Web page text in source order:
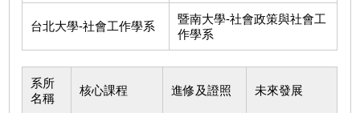
台北大學-社會工作學系
暨南大學-社會政策與社會工
作學系
系所
名稱
核心課程 進修及證照 未來發展